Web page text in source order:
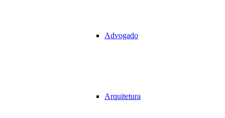
Advogado
Arquitetura